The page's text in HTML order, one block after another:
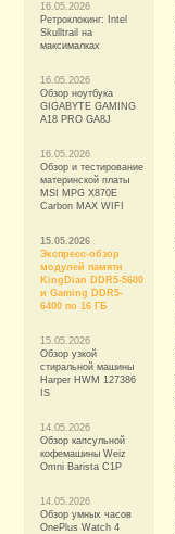
16.05.2026
Ретроклокинг: Intel
Skulltrail на
максималках
16.05.2026
Обзор ноутбука
GIGABYTE GAMING
A18 PRO GA8J
16.05.2026
Обзор и тестирование
материнской платы
MSI MPG X870E
Carbon MAX WIFI
15.05.2026
Экспресс-обзор
модулей памяти
KingDian DDR5-5600
и Gaming DDR5-
6400 по 16 ГБ
15.05.2026
Обзор узкой
стиральной машины
Harper HWM 127386
IS
14.05.2026
Обзор капсульной
кофемашины Weiz
Omni Barista C1P
14.05.2026
Обзор умных часов
OnePlus Watch 4